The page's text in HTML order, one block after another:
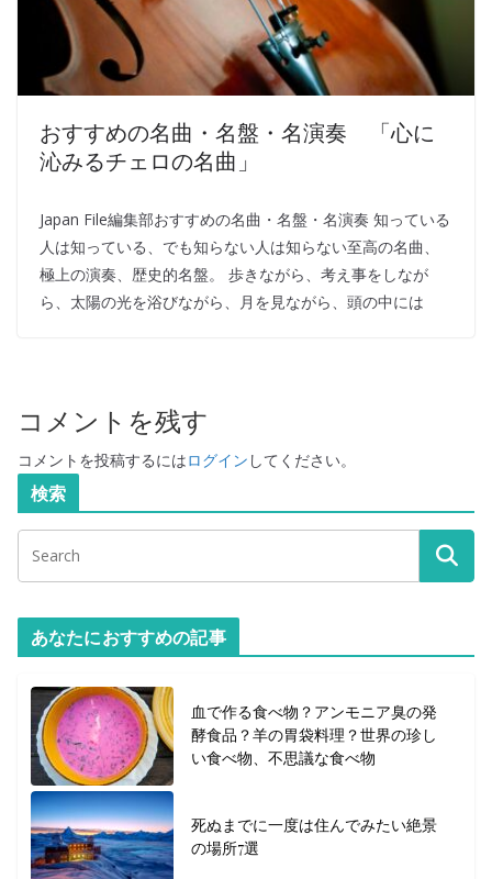
おすすめの名曲・名盤・名演奏 「心に
沁みるチェロの名曲」
Japan File編集部おすすめの名曲・名盤・名演奏 知っている
人は知っている、でも知らない人は知らない至高の名曲、
極上の演奏、歴史的名盤。 歩きながら、考え事をしなが
ら、太陽の光を浴びながら、月を見ながら、頭の中には
コメントを残す
コメントを投稿するにはログイン してください。
検索
あなたにおすすめの記事
血で作る食べ物？アンモニア臭の発
酵食品？羊の胃袋料理？世界の珍し
い食べ物、不思議な食べ物
死ぬまでに一度は住んでみたい絶景
の場所7選